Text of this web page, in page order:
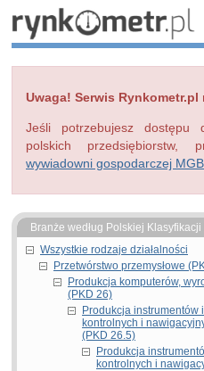
Uwaga! Serwis
Jeśli potrzebujesz dostępu
polskich przedsiębiorstw,
wywiadowni gospodarczej
Branże według Polskiej
Wszystkie rodzaje działalności
Przetwórstwo przemysłowe
Produkcja komputerów,
(PKD 26)
Produkcja instrumentów
kontrolnych i
(PKD 26.5)
Produkcja
kontrolnych i